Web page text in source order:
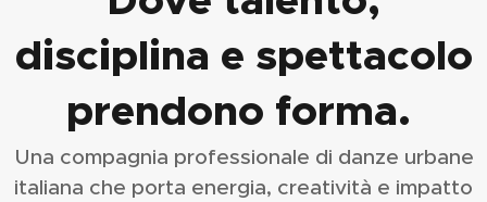
disciplina e spettacolo
prendono forma.
Una compagnia professionale di danze urbane
italiana che porta energia, creatività e impatto